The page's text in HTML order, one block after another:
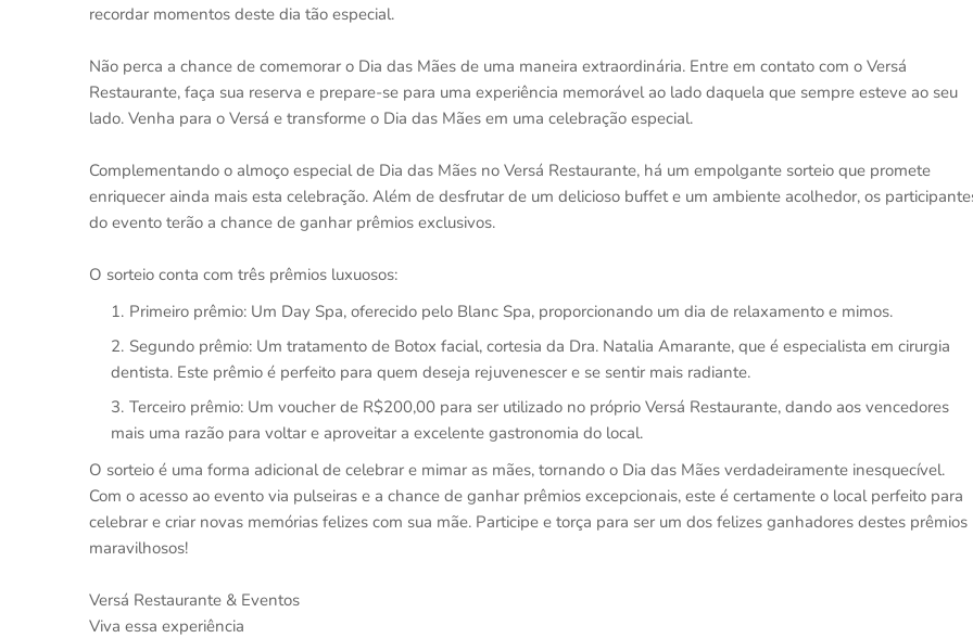
recordar momentos deste dia tão especial.
Não perca a chance de comemorar o Dia das Mães de uma maneira extraordinária. Entre em contato com o Versá
Restaurante, faça sua reserva e prepare-se para uma experiência memorável ao lado daquela que sempre esteve ao seu
lado. Venha para o Versá e transforme o Dia das Mães em uma celebração especial.
Complementando o almoço especial de Dia das Mães no Versá Restaurante, há um empolgante sorteio que promete
enriquecer ainda mais esta celebração. Além de desfrutar de um delicioso buffet e um ambiente acolhedor, os
do evento terão a chance de ganhar prêmios exclusivos.
O sorteio conta com três prêmios luxuosos:
Primeiro prêmio: Um Day Spa, oferecido pelo Blanc Spa, proporcionando um dia de relaxamento e mimos.
Segundo prêmio: Um tratamento de Botox facial, cortesia da Dra. Natalia Amarante, que é especialista em cirurgia
dentista. Este prêmio é perfeito para quem deseja rejuvenescer e se sentir mais radiante.
Terceiro prêmio: Um voucher de R$200,00 para ser utilizado no próprio Versá Restaurante, dando aos vencedores
mais uma razão para voltar e aproveitar a excelente gastronomia do local.
O sorteio é uma forma adicional de celebrar e mimar as mães, tornando o Dia das Mães verdadeiramente inesquecível.
Com o acesso ao evento via pulseiras e a chance de ganhar prêmios excepcionais, este é certamente o local perfeito para
celebrar e criar novas memórias felizes com sua mãe. Participe e torça para ser um dos felizes ganhadores destes prêmios
maravilhosos!
Versá Restaurante & Eventos
Viva essa experiência